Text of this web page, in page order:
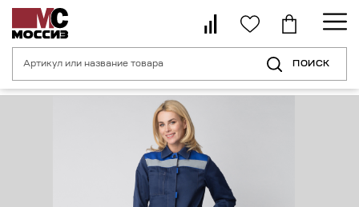
ПОИСК
Главная страница Костюм женский